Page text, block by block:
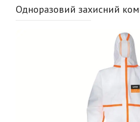
Одноразовий захисний